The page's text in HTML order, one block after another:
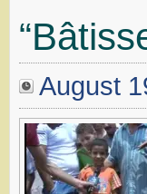
August